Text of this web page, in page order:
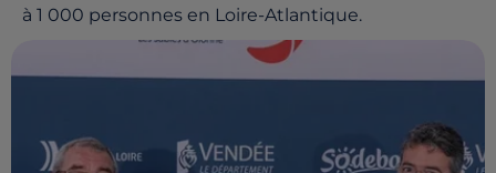
à 1 000 personnes en Loire-Atlantique.